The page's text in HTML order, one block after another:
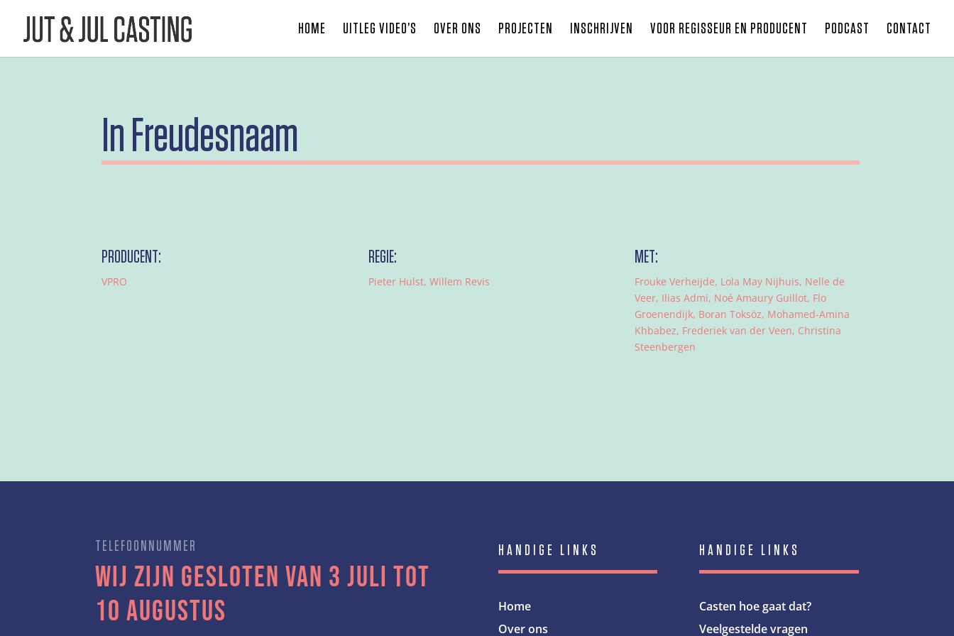
HOME UITLEG VIDEO’S OVER ONS PROJECTEN INSCHRIJVEN VOOR REGISSEUR EN PRODUCENT PODCAST CONTACT
In Freudesnaam
PRODUCENT:
VPRO
REGIE:
Pieter Hulst, Willem Revis
MET:
Frouke Verheijde, Lola May Nijhuis, Nelle de
Veer, Ilias Admi, Noé Amaury Guillot, Flo
Groenendijk, Boran Toksöz, Mohamed-Amina
Khbabez, Frederiek van der Veen, Christina
Steenbergen
TELEFOONNUMMER
Wij zijn gesloten van 3 juli tot
10 augustus
HANDIGE LINKS
Home
Over ons
HANDIGE LINKS
Casten hoe gaat dat?
Veelgestelde vragen